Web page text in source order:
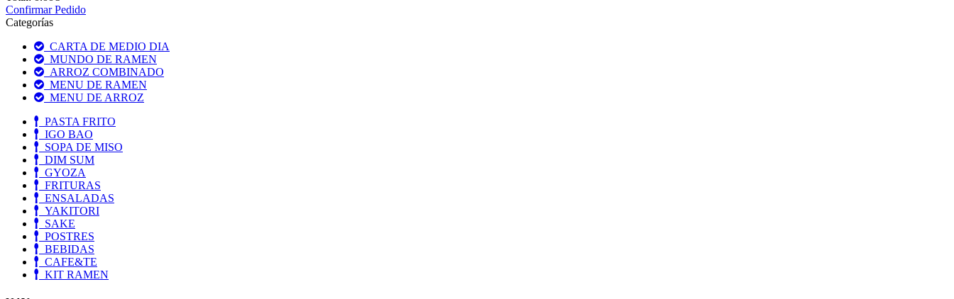
Confirmar Pedido
Categorías
CARTA DE MEDIO DIA
MUNDO DE RAMEN
ARROZ COMBINADO
MENU DE RAMEN
MENU DE ARROZ
PASTA FRITO
IGO BAO
SOPA DE MISO
DIM SUM
GYOZA
FRITURAS
ENSALADAS
YAKITORI
SAKE
POSTRES
BEBIDAS
CAFE&TE
KIT RAMEN